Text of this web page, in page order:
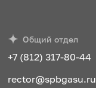
Общий отдел
+7 (812) 317-80-44
rector@spbgasu.ru